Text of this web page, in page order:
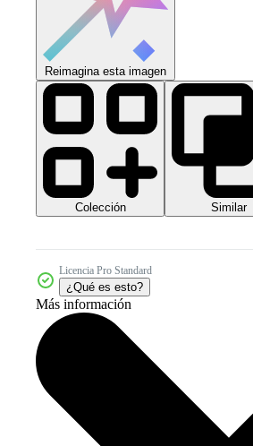
Reimagina esta imagen
Colección Similar
Licencia Pro Standard
¿Qué es esto?
Más información